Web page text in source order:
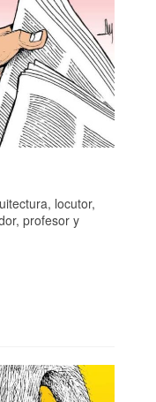
locutor,
profesor y